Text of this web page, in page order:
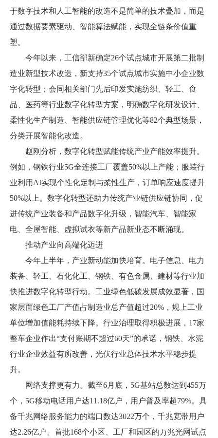
于数字技术和人工智能的改造不是简单的技术叠加，而是
通过数据要素驱动、智能算法赋能，实现全链条价值重
塑。
今年以来，工信部新确定26个试点城市开展第二批制
造业新型技术改造，新支持35个试点城市实施中小企业数
字化转型；会同相关部门先后印发实施纺织、轻工、食
品、医药等行业数字化转型方案，明确数字化研发设计、
柔性化生产制造、智能供应链管理优化等82个典型场景，
分类开展智能化改造。
赵刚分析，数字化转型赋能传统产业产能效率提升。
例如，钢铁行业5G全连接工厂覆盖50%以上产能；服装行
业利用AI实现个性化定制与柔性生产，订单响应速度提升
50%以上。数字化转型还助力传统产业链供应链协同，促
进传统产业装备和产品数字化升级，智能汽车、智能家
电、全屋智能、虚拟试衣等新产品新业态不断涌现。
推动产业向高端化迈进
今年上半年，产业新动能加快培育。电子信息、电力
装备、轻工、石化化工、钢铁、有色金属、建材等行业加
快推进数字化转型行动。工业绿色低碳发展成效显著，国
家层面绿色工厂产值占制造业总产值超过20%，规上工业
单位增加值能耗持续下降。行业治理取得积极进展，17家
整车企业作出“支付账期不超过60天”的承诺，钢铁、水泥
行业企业效益有所改善，光伏行业总体技术水平稳步提
升。
网络支撑更有力。截至6月底，5G基站总数达到455万
个，5G移动电话用户达11.18亿户，用户普及率超79%。具
备千兆网络服务能力的端口数达3022万个，千兆宽带用户
达2.26亿户。首批168个小区、工厂和园区的万兆光网试点